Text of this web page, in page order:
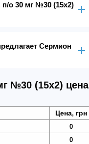
п/о 30 мг №30 (15х2)
Сермион
№30 (15х2) цена
Цена, грн
0
0